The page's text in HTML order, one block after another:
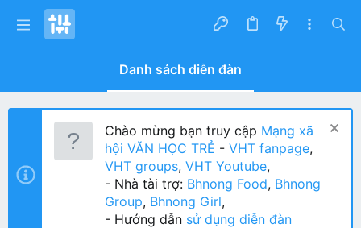
Danh sách diễn đàn
Chào mừng bạn truy cập Mạng xã
hội VĂN HỌC TRẺ - VHT fanpage,
VHT groups, VHT Youtube,
- Nhà tài trợ: Bhnong Food, Bhnong
Group, Bhnong Girl,
- Hướng dẫn sử dụng diễn đàn